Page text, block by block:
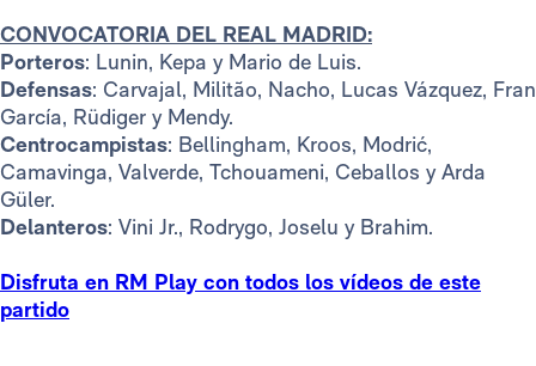
CONVOCATORIA DEL REAL MADRID:
Porteros: Lunin, Kepa y Mario de Luis.
Defensas: Carvajal, Militão, Nacho, Lucas Vázquez, Fran
García, Rüdiger y Mendy.
Centrocampistas: Bellingham, Kroos, Modrić,
Camavinga, Valverde, Tchouameni, Ceballos y Arda
Güler.
Delanteros: Vini Jr., Rodrygo, Joselu y Brahim.
Disfruta en RM Play con todos los vídeos de este
partido